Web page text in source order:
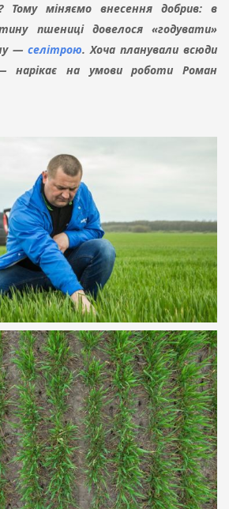
Тому міняємо внесення добрив: в
пшениці довелося «годувати»
— селітрою. Хоча планували всюди
нарікає на умови роботи Роман